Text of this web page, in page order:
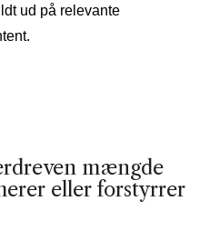
ud på relevante
mængde
eller forstyrrer